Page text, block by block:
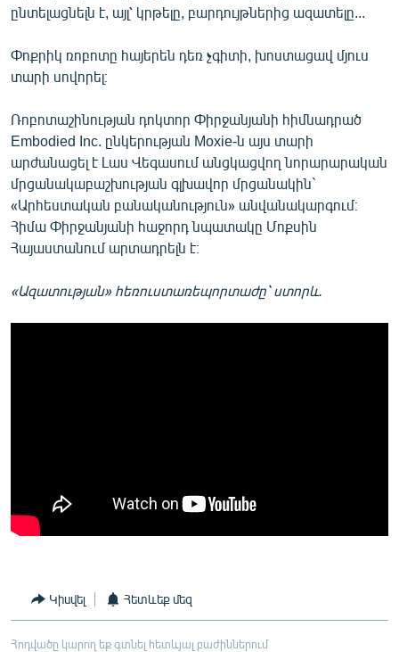
ընտելացնելն է, այլ՝ կրթելը, բարդույթներից ազատելը...
Փոքրիկ ռոբոտը հայերեն դեռ չգիտի, խոստացավ մյուս
տարի սովորել։
Ռոբոտաշինության դոկտոր Փիրջանյանի հիմնադրած
Embodied Inc. ընկերության Moxie-ն այս տարի
արժանացել է Լաս Վեգասում անցկացվող նորարարական
մրցանակաբաշխության գլխավոր մրցանակին`
«Արհեստական բանականություն» անվանակարգում։
Հիմա Փիրջանյանի հաջորդ նպատակը Մոքսին
Հայաստանում արտադրելն է։
«Ազատության» հեռուստառեպորտաժը՝ ստորև.
Կիսվել Հետևեք մեզ
Հոդվածը կարող եք գտնել հետևյալ բաժիններում